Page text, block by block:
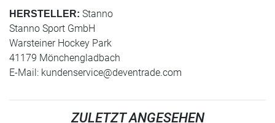
HERSTELLER: Stanno
Stanno Sport GmbH
Warsteiner Hockey Park
41179 Mönchengladbach
E-Mail: kundenservice@deventrade.com
ZULETZT ANGESEHEN